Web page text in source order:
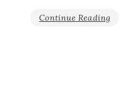
Continue Reading